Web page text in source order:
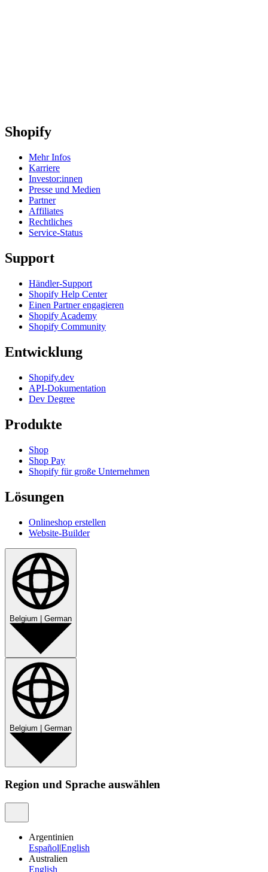
Shopify
Mehr Infos
Karriere
Investor:innen
Presse und Medien
Partner
Affiliates
Rechtliches
Service-Status
Support
Händler-Support
Shopify Help Center
Einen Partner engagieren
Shopify Academy
Shopify Community
Entwicklung
Shopify.dev
API-Dokumentation
Dev Degree
Produkte
Shop
Shop Pay
Shopify für große Unternehmen
Lösungen
Onlineshop erstellen
Website-Builder
Belgium | German
Belgium | German
Region und Sprache auswählen
Argentinien
Español|English
Australien
English